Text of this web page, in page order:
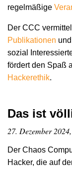
regelmäßige
Der CCC
Publikationen
sozial
fördert den Spaß
Hacker­ethik.
Das ist
27. Dezember
Der Chaos
Hacker, die auf